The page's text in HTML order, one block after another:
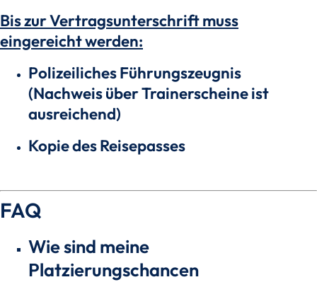
Bis zur Vertragsunterschrift muss
eingereicht werden:
Polizeiliches Führungszeugnis
(Nachweis über Trainerscheine ist
ausreichend)
Kopie des Reisepasses
FAQ
Wie sind meine
Platzierungschancen